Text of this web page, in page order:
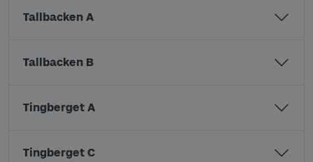
Tallbacken A
Tallbacken B
Tingberget A
Tingberget C